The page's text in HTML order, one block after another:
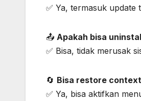
✅ Ya, termasuk update
📤 Apakah bisa
✅ Bisa, tidak merusak
🔄 Bisa restore
✅ Ya, bisa aktifkan